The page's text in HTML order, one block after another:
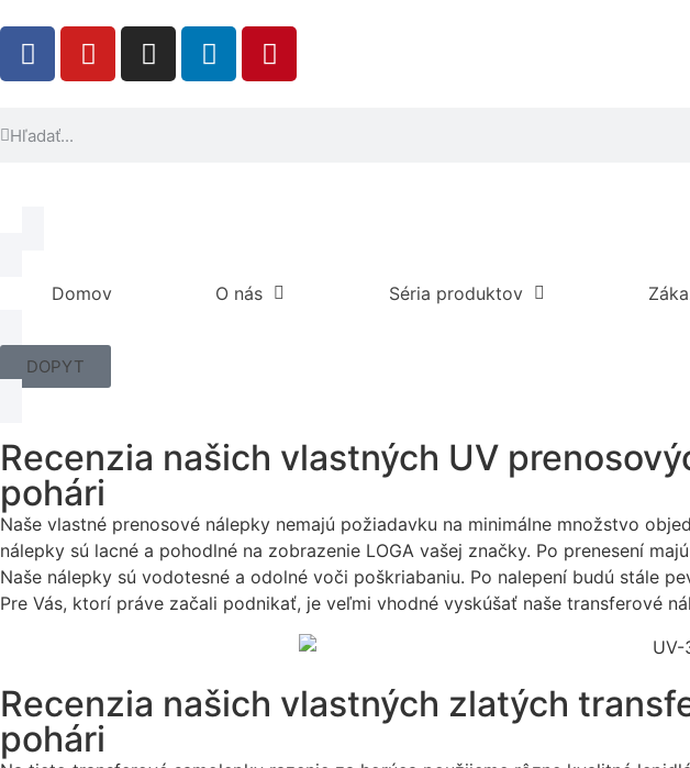
Domov O nás Séria produktov
DOPYT
Recenzia našich vlastných UV
pohári
Naše vlastné prenosové nálepky nemajú požiadavku na minimálne množstvo
nálepky sú lacné a pohodlné na zobrazenie LOGA vašej značky. Po prenesení
Naše nálepky sú vodotesné a odolné voči poškriabaniu. Po nalepení budú stále
Pre Vás, ktorí práve začali podnikať, je veľmi vhodné vyskúšať naše transferové
Recenzia našich vlastných zlatých
pohári